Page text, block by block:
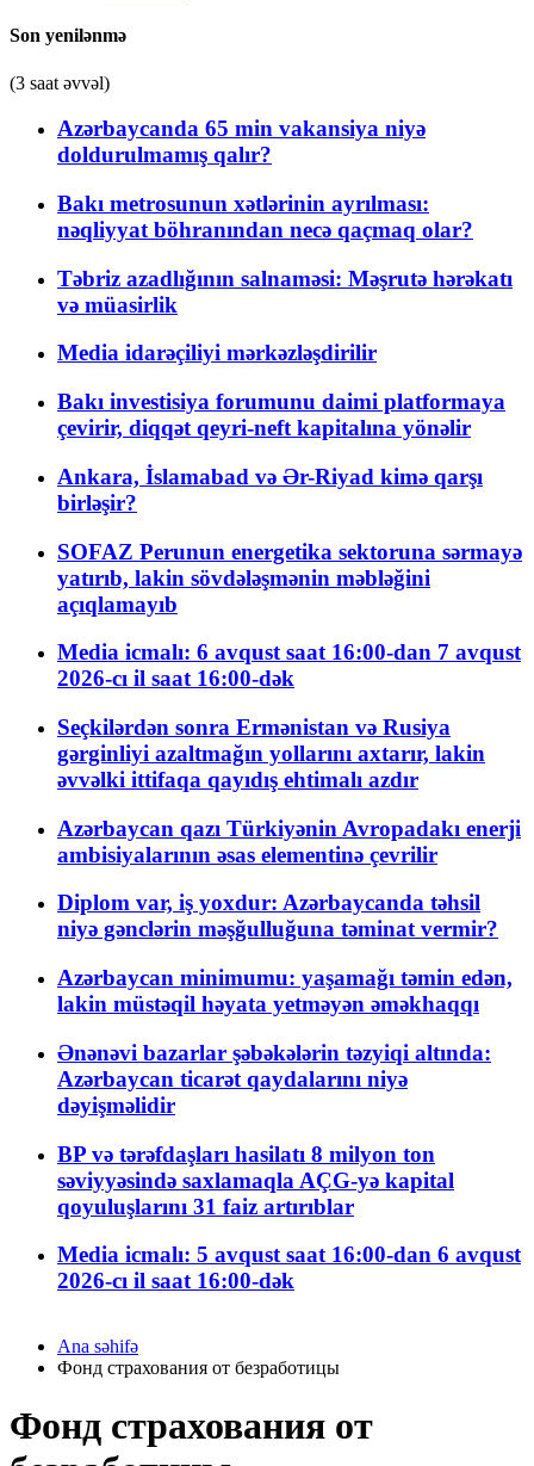
Son yenilənmə
(3 saat əvvəl)
Azərbaycanda 65 min vakansiya niyə
doldurulmamış qalır?
Bakı metrosunun xətlərinin ayrılması:
nəqliyyat böhranından necə qaçmaq olar?
Təbriz azadlığının salnaməsi: Məşrutə hərəkatı
və müasirlik
Media idarəçiliyi mərkəzləşdirilir
Bakı investisiya forumunu daimi platformaya
çevirir, diqqət qeyri-neft kapitalına yönəlir
Ankara, İslamabad və Ər-Riyad kimə qarşı
birləşir?
SOFAZ Perunun energetika sektoruna sərmayə
yatırıb, lakin sövdələşmənin məbləğini
açıqlamayıb
Media icmalı: 6 avqust saat 16:00-dan 7 avqust
2026-cı il saat 16:00-dək
Seçkilərdən sonra Ermənistan və Rusiya
gərginliyi azaltmağın yollarını axtarır, lakin
əvvəlki ittifaqa qayıdış ehtimalı azdır
Azərbaycan qazı Türkiyənin Avropadakı enerji
ambisiyalarının əsas elementinə çevrilir
Diplom var, iş yoxdur: Azərbaycanda təhsil
niyə gənclərin məşğulluğuna təminat vermir?
Azərbaycan minimumu: yaşamağı təmin edən,
lakin müstəqil həyata yetməyən əməkhaqqı
Ənənəvi bazarlar şəbəkələrin təzyiqi altında:
Azərbaycan ticarət qaydalarını niyə
dəyişməlidir
BP və tərəfdaşları hasilatı 8 milyon ton
səviyyəsində saxlamaqla AÇG-yə kapital
qoyuluşlarını 31 faiz artırıblar
Media icmalı: 5 avqust saat 16:00-dan 6 avqust
2026-cı il saat 16:00-dək
Ana səhifə
Фонд страхования от безработицы
Фонд страхования от